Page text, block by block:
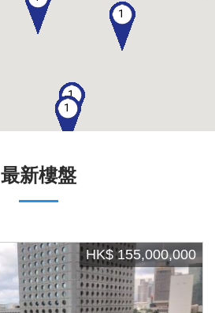
1
1
1
1
最新樓盤
HK$ 155,000,000